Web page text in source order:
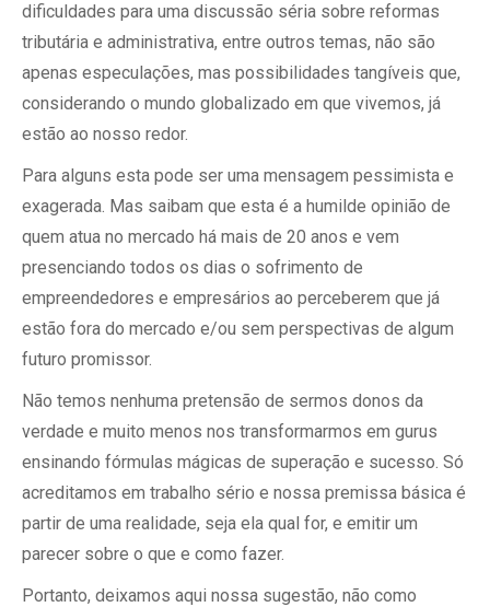
dificuldades para uma discussão séria sobre reformas
tributária e administrativa, entre outros temas, não são
apenas especulações, mas possibilidades tangíveis que,
considerando o mundo globalizado em que vivemos, já
estão ao nosso redor.
Para alguns esta pode ser uma mensagem pessimista e
exagerada. Mas saibam que esta é a humilde opinião de
quem atua no mercado há mais de 20 anos e vem
presenciando todos os dias o sofrimento de
empreendedores e empresários ao perceberem que já
estão fora do mercado e/ou sem perspectivas de algum
futuro promissor.
Não temos nenhuma pretensão de sermos donos da
verdade e muito menos nos transformarmos em gurus
ensinando fórmulas mágicas de superação e sucesso. Só
acreditamos em trabalho sério e nossa premissa básica é
partir de uma realidade, seja ela qual for, e emitir um
parecer sobre o que e como fazer.
Portanto, deixamos aqui nossa sugestão, não como